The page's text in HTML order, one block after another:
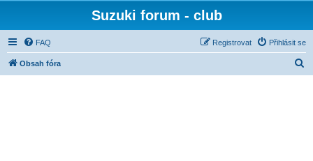
Suzuki forum - club
FAQ Přihlásit se
Registrovat
Obsah fóra